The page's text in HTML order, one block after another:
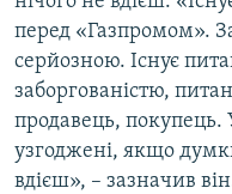
перед «Газпромом».
серйозною. Існує
заборгованістю,
продавець,
узгоджені, якщо
вдієш», – зазначив